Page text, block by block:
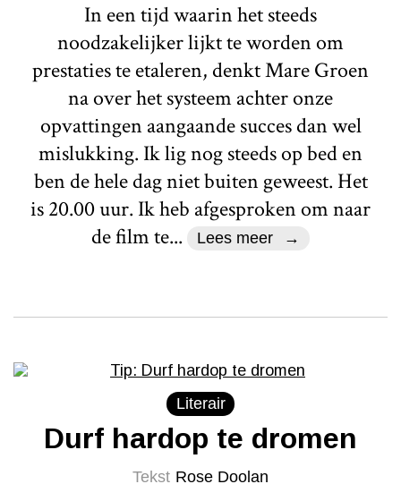
In een tijd waarin het steeds
noodzakelijker lijkt te worden om
prestaties te etaleren, denkt Mare Groen
na over het systeem achter onze
opvattingen aangaande succes dan wel
mislukking. Ik lig nog steeds op bed en
ben de hele dag niet buiten geweest. Het
is 20.00 uur. Ik heb afgesproken om naar
de film te...
Lees meer
Literair
Durf hardop te dromen
Tekst Rose Doolan